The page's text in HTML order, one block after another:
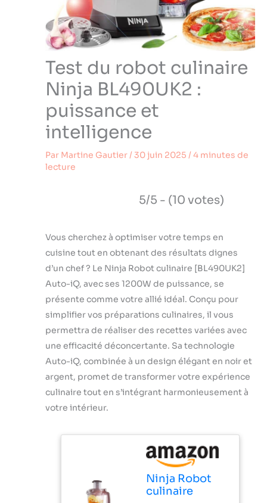
Test du robot culinaire
Ninja BL490UK2 :
puissance et
intelligence
Par Martine Gautier/30 juin 2025 /4 minutes de
lecture
5/5 - (10 votes)
Vous cherchez à optimiser votre temps en
cuisine tout en obtenant des résultats dignes
d’un chef ? Le Ninja Robot culinaire [BL490UK2]
Auto-iQ, avec ses 1200W de puissance, se
présente comme votre allié idéal. Conçu pour
simplifier vos préparations culinaires, il vous
permettra de réaliser des recettes variées avec
une efficacité déconcertante. Sa technologie
Auto-iQ, combinée à un design élégant en noir et
argent, promet de transformer votre expérience
culinaire tout en s’intégrant harmonieusement à
votre intérieur.
Ninja Robot
culinaire